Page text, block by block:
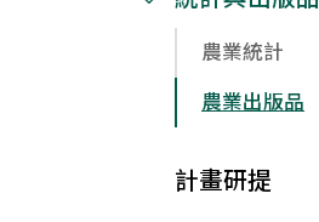
農業統計
農業出版品
計畫研提